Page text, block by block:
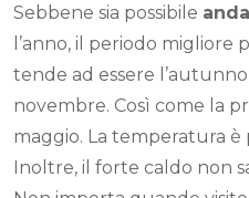
Sebbene sia possibile
l’anno, il periodo migliore
tende ad essere
novembre. Così come la
maggio. La temperatura è
Inoltre, il forte caldo non